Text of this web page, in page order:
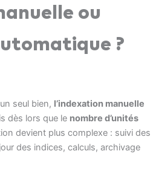
ou
?
seul bien, l’indexation manuelle
dès lors que le nombre d’unités
devient plus complexe : suivi des
des indices, calculs, archivage